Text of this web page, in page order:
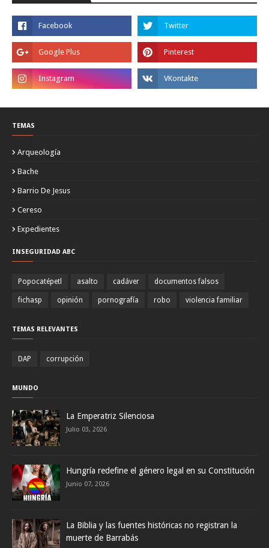
TEMAS
Arqueología
Bache
Barrio De Jesus
Cereso
Expedientes
INSEGURIDAD ABC
Popocatépetl asalto cadáver documentos falsos
fichasp opinión pornografía robo violencia familiar
TEMAS RELEVANTES
DAP corrupción
MUNDO
La Emperatriz Silenciosa
Julio 03, 2026
Hungría redefine el género legal en su Constitución
Junio 07, 2026
La Biblia y las fuentes históricas no registran la
muerte de Barrabás